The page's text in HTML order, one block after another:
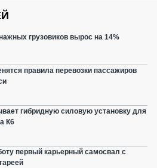
грузовиков вырос на 14%
правила перевозки пассажиров
гибридную силовую установку для
К6
первый карьерный самосвал с